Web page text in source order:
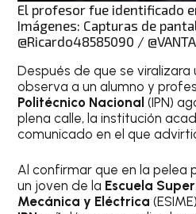
El profesor fue identificado
Imágenes: Capturas de
@Ricardo48585090 /
Después de que se viralizara
observa a un alumno y
Politécnico Nacional(IPN)
plena calle, la institución
comunicado en el que
Al confirmar que en la pelea
un joven de la Escuela
Mecánica y Eléctrica